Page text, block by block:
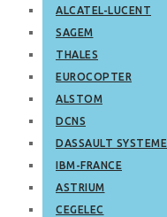
ALCATEL-LUCENT
SAGEM
THALES
EUROCOPTER
ALSTOM
DCNS
DASSAULT SYSTEME
IBM-FRANCE
ASTRIUM
CEGELEC